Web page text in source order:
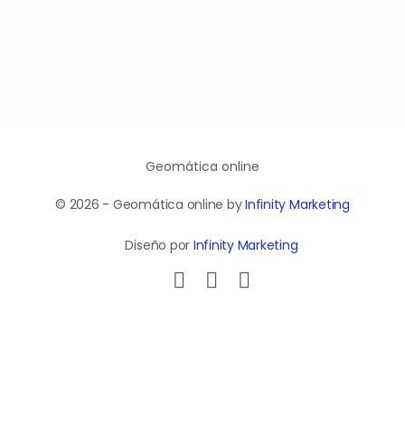
Geomática online
© 2026 - Geomática online byInfinity Marketing
Diseño por Infinity Marketing